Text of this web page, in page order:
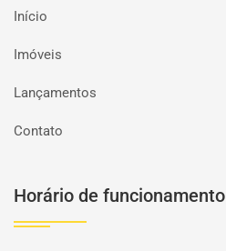
Início
Imóveis
Lançamentos
Contato
Horário de funcionamento